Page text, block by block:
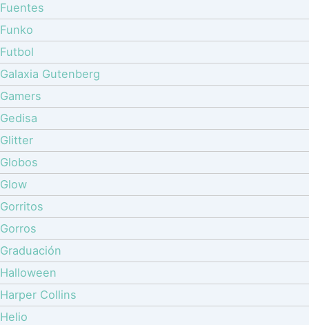
Fuentes
Funko
Futbol
Galaxia Gutenberg
Gamers
Gedisa
Glitter
Globos
Glow
Gorritos
Gorros
Graduación
Halloween
Harper Collins
Helio